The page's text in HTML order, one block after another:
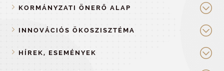
KORMÁNYZATI ÖNERŐ ALAP
INNOVÁCIÓS ÖKOSZISZTÉMA
HÍREK, ESEMÉNYEK